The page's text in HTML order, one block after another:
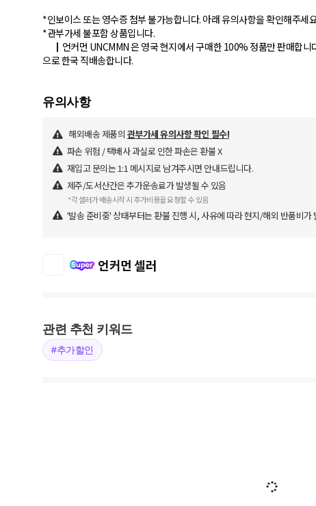
*인보이스 또는 영수증 첨부 불가능합니다. 아래 유의사항을 확인해주세
*관부가세 불포함 상품입니다.
┃언커먼 UNCMMN 은 영국 현지에서 구매한 100% 정품만 판매합
으로 한국 직배송합니다.
유의사항
해외배송 제품의 관부가세 유의사항 확인 필수!
파손 위험 / 택배사 과실로 인한 파손은 환불 X
재입고 문의는 1:1 메시지로 남겨주시면 안내드립니다.
제주/도서산간은 추가운송료가 발생될 수 있음
*각 셀러가 배송시작 시 추가비용을 요청할 수 있음
'발송 준비중' 상태부터는 환불 진행 시, 사유에 따라 현지/해외 반품비가
언커먼 셀러
관련 추천 키워드
#추가할인